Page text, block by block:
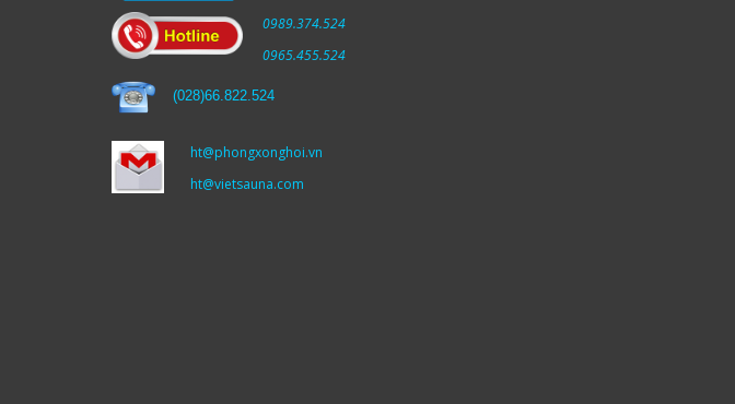
0989.374.524
0965.455.524
(028)66.822.524
ht@phongxonghoi.vn
ht@vietsauna.com